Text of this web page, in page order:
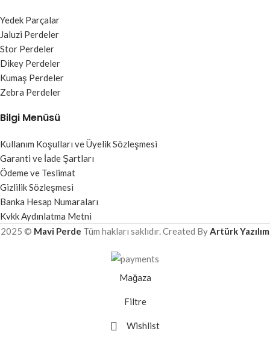
Yedek Parçalar
Jaluzi Perdeler
Stor Perdeler
Dikey Perdeler
Kumaş Perdeler
Zebra Perdeler
Bilgi Menüsü
Kullanım Koşulları ve Üyelik Sözleşmesi
Garanti ve İade Şartları
Ödeme ve Teslimat
Gizlilik Sözleşmesi
Banka Hesap Numaraları
Kvkk Aydınlatma Metni
2025 © Mavi Perde Tüm hakları saklıdır. Created By Artürk Yazılım
Mağaza
Filtre
Wishlist